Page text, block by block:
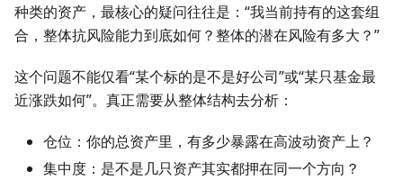
种类的资产，最核心的疑问往往是：“我当前持有的这套组
合，整体抗风险能力到底如何？整体的潜在风险有多大？”
这个问题不能仅看“某个标的是不是好公司”或“某只基金最
近涨跌如何”。真正需要从整体结构去分析：
仓位：你的总资产里，有多少暴露在高波动资产上？
集中度：是不是几只资产其实都押在同一个方向？